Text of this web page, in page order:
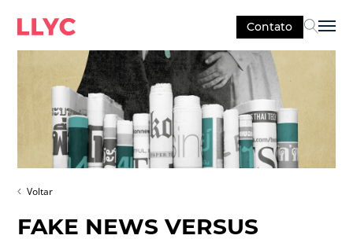
Contato
Voltar
FAKE NEWS VERSUS